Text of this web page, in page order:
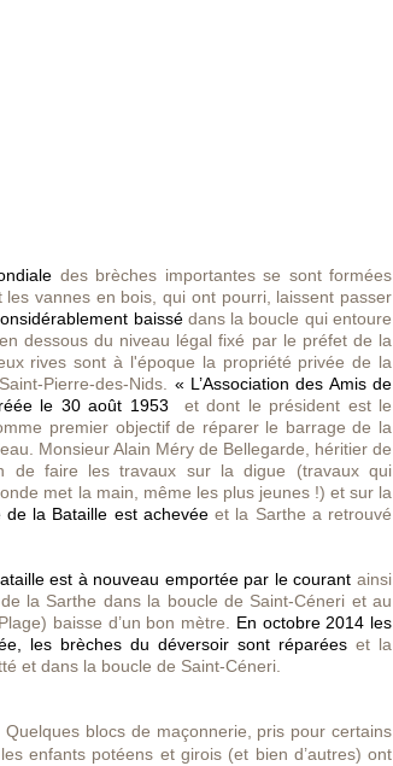
des brèches importantes se sont formées
vannes en bois, qui ont pourri, laissent passer
baissédans la boucle qui entoure
dessous du niveau légal fixé par le préfet de la
rives sont à l'époque la propriété privée de la
Pierre-des-Nids. « L’Association des Amis de
le 30 août 1953 et dont le président est le
premier objectif de réparer le barrage de la
Monsieur Alain Méry de Bellegarde, héritier de
de faire les travaux sur la digue (travaux qui
met la main, même les plus jeunes !) et sur la
la Bataille est achevéeet la Sarthe a retrouvé
est à nouveau emportée par le courant ainsi
la Sarthe dans la boucle de Saint-Céneri et au
baisse d’un bon mètre. En octobre 2014 les
les brèches du déversoir sont réparées et la
et dans la boucle de Saint-Céneri.
Quelques blocs de maçonnerie, pris pour certains
enfants potéens et girois (et bien d’autres) ont